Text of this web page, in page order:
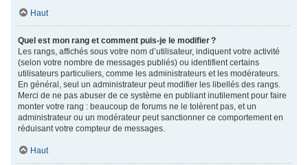
Haut
Quel est mon rang et comment puis-je le modifier ?
Les rangs, affichés sous votre nom d’utilisateur, indiquent votre activité
(selon votre nombre de messages publiés) ou identifient certains
utilisateurs particuliers, comme les administrateurs et les modérateurs.
En général, seul un administrateur peut modifier les libellés des rangs.
Merci de ne pas abuser de ce système en publiant inutilement pour faire
monter votre rang : beaucoup de forums ne le tolèrent pas, et un
administrateur ou un modérateur peut sanctionner ce comportement en
réduisant votre compteur de messages.
Haut